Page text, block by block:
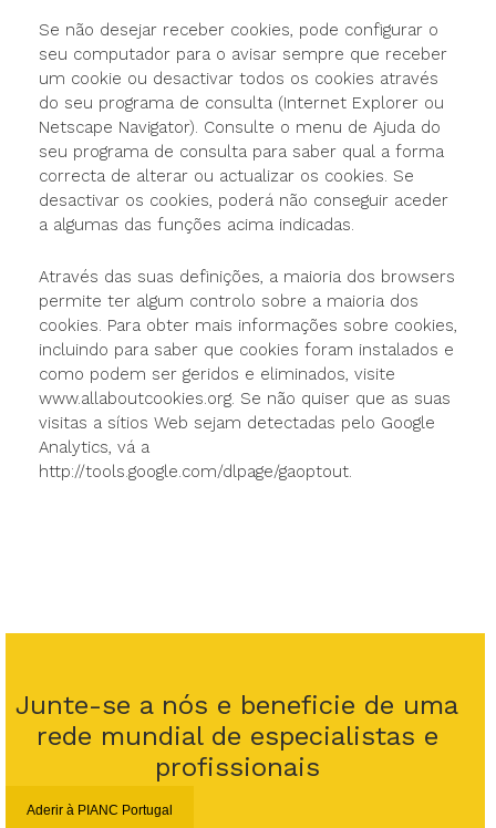
Se não desejar receber cookies, pode configurar o
seu computador para o avisar sempre que receber
um cookie ou desactivar todos os cookies através
do seu programa de consulta (Internet Explorer ou
Netscape Navigator). Consulte o menu de Ajuda do
seu programa de consulta para saber qual a forma
correcta de alterar ou actualizar os cookies. Se
desactivar os cookies, poderá não conseguir aceder
a algumas das funções acima indicadas.
Através das suas definições, a maioria dos browsers
permite ter algum controlo sobre a maioria dos
cookies. Para obter mais informações sobre cookies,
incluindo para saber que cookies foram instalados e
como podem ser geridos e eliminados, visite
www.allaboutcookies.org. Se não quiser que as suas
visitas a sítios Web sejam detectadas pelo Google
Analytics, vá a
http://tools.google.com/dlpage/gaoptout.
Junte-se a nós e beneficie de uma
rede mundial de especialistas e
profissionais
Aderir à PIANC Portugal